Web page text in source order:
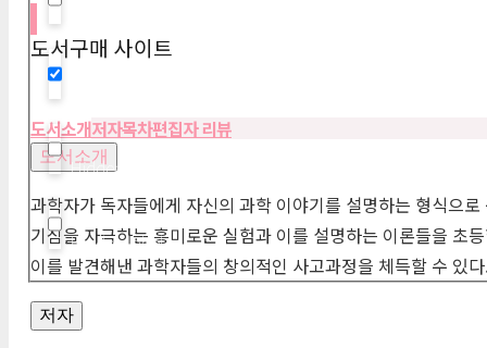
Hidden label
Hidden label
도서구매 사이트
도서소개저자목차편집자 리뷰
도서소개
과학자가 독자들에게 자신의 과학 이야기를 설명하는 형식으
기심을 자극하는 흥미로운 실험과 이를 설명하는 이론들을 초
이를 발견해낸 과학자들의 창의적인 사고과정을 체득할 수 있
저자